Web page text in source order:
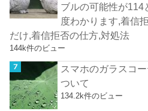
ブルの可能性が114
度わかります,着信
だけ,着信拒否の仕方,対処法
144k件のビュー
スマホのガラスコ
ついて
134.2k件のビュー